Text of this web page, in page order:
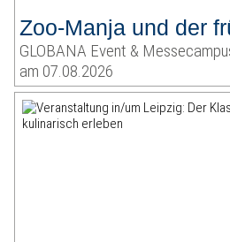
Zoo-Manja und der
GLOBANA Event &
am 07.08.2026